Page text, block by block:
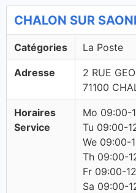
CHALON SUR
Catégories La Poste
Adresse
2 RUE
71100
Horaires
Service
Mo 09:00-
Tu 09:00-
We 09:00-
Th 09:00-
Fr 09:00-
Sa 09:00-